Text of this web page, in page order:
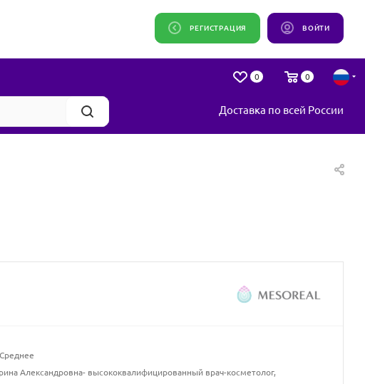
ВОЙТИ
РЕГИСТРАЦИЯ
0 0
Доставка по всей России
Александровна- высококвалифицированный врач-косметолог,